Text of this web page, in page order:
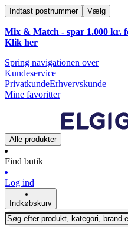
Indtast postnummer Vælg
Mix & Match - spar 1.000 kr.
Klik her
Spring navigationen over
Kundeservice
PrivatkundeErhvervskunde
Mine favoritter
Alle produkter
Find butik
Log ind
Indkøbskurv